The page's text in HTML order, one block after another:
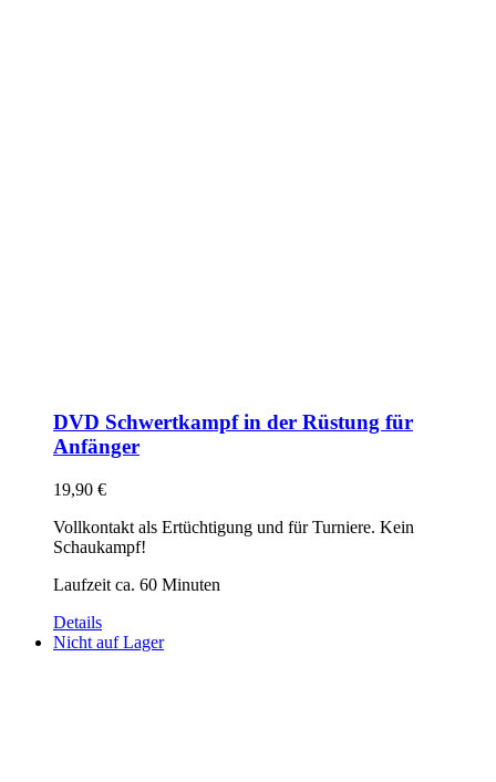
DVD Schwertkampf in der Rüstung für
Anfänger
19,90 €
Vollkontakt als Ertüchtigung und für Turniere. Kein
Schaukampf!
Laufzeit ca. 60 Minuten
Details
Nicht auf Lager